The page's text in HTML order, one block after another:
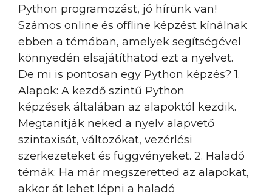
Python programozást, jó hírünk van!
Számos online és offline képzést kínálnak
ebben a témában, amelyek segítségével
könnyedén elsajátíthatod ezt a nyelvet.
De mi is pontosan egy Python képzés? 1.
Alapok: A kezdő szintű Python
képzések általában az alapoktól kezdik.
Megtanítják neked a nyelv alapvető
szintaxisát, változókat, vezérlési
szerkezeteket és függvényeket. 2. Haladó
témák: Ha már megszeretted az alapokat,
akkor át lehet lépni a haladó